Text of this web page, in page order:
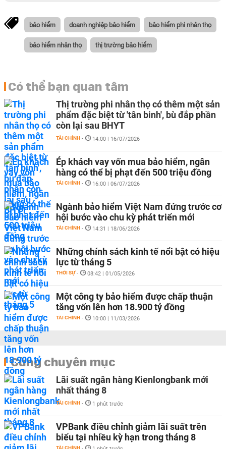
bảo hiểm doanh nghiệp bảo hiểm bảo hiểm phi nhân thọ
bảo hiểm nhân thọ thị trường bảo hiểm
Có thể bạn quan tâm
Thị trường phi nhân thọ có thêm một sản
phẩm đặc biệt từ 'tân binh', bù đắp phần
còn lại sau BHYT
TÀI CHÍNH - 14:00 | 16/07/2026
Ép khách vay vốn mua bảo hiểm, ngân
hàng có thể bị phạt đến 500 triệu đồng
TÀI CHÍNH - 16:00 | 06/07/2026
Ngành bảo hiểm Việt Nam đứng trước cơ
hội bước vào chu kỳ phát triển mới
TÀI CHÍNH - 14:31 | 18/06/2026
Những chính sách kinh tế nổi bật có hiệu
lực từ tháng 5
THỜI SỰ - 08:42 | 01/05/2026
Một công ty bảo hiểm được chấp thuận
tăng vốn lên hơn 18.900 tỷ đồng
TÀI CHÍNH - 10:00 | 11/03/2026
Cùng chuyên mục
Lãi suất ngân hàng Kienlongbank mới
nhất tháng 8
TÀI CHÍNH - 1 phút trước
VPBank điều chỉnh giảm lãi suất trên
biểu tại nhiều kỳ hạn trong tháng 8
TÀI CHÍNH